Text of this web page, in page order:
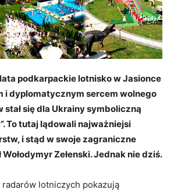
podkarpackie lotnisko w Jasionce
i dyplomatycznym sercem wolnego
stał się dla Ukrainy symboliczną
To tutaj lądowali najważniejsi
i stąd w swoje zagraniczne
Zełenski. Jednak nie dziś.
lotniczych pokazują